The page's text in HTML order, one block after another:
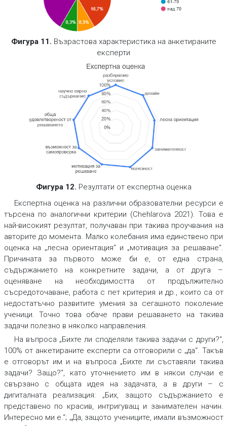
Фигура 11. Възрастова характеристика на анкетираните
експерти
Фигура 12. Резултати от експертна оценка
Експертна оценка на различни образователни ресурси е
търсена по аналогични критерии (Chehlarova 2021). Това е
най-високият резултат, получаван при такива проучвания на
авторите до момента. Малко колебания има единствено при
оценка на „лесна ориентация“ и „мотивация за решаване“.
Причината за първото може би е, от една страна,
съдържанието на конкретните задачи, а от друга –
оценяване на необходимостта от продължително
съсредоточаване, работа с пет критерия и др., които са от
недостатъчно развитите умения за сегашното поколение
ученици. Точно това обаче прави решаването на такива
задачи полезно в няколко направления.
На въпроса „Бихте ли споделяли такива задачи с други?“,
100% от анкетираните експерти са отговорили с „да“. Такъв
е отговорът им и на въпроса „Бихте ли съставяли такива
задачи? Защо?“, като уточнението им в някои случаи е
свързано с общата идея на задачата, а в други – с
дигиталната реализация: „Бих, защото съдържанието е
представено по красив, интригуващ и занимателен начин.
Интересно ми е.“; „Да, защото учениците, имали възможност